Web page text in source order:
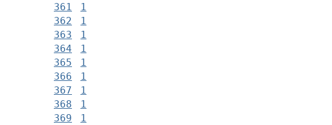
361
1
362
1
363
1
364
1
365
1
366
1
367
1
368
1
369
1